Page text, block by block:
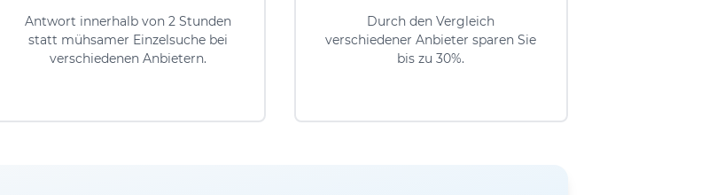
Antwort innerhalb von 2 Stunden
statt mühsamer Einzelsuche bei
verschiedenen Anbietern.
Durch den Vergleich
verschiedener Anbieter sparen Sie
bis zu 30%.